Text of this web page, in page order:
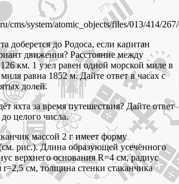
доберется до Родоса, если капитан
движения? Расстояние между
км. 1 узел равен одной морской миле в
равна 1852 м. Дайте ответ в часах с
долей.
яхта за время путешествия? Дайте ответ
целого числа.
массой 2 г имеет форму
рис.). Длина образующей усечённого
верхнего основания R=4 см, радиус
см, толщина стенки стаканчика